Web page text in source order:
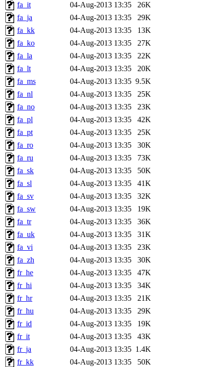
fa_it 04-Aug-2013 13:35
26K
fa_ja
04-Aug-2013 13:35
29K
fa_kk
04-Aug-2013 13:35
13K
fa_ko
04-Aug-2013 13:35
27K
fa_la
04-Aug-2013 13:35
22K
fa_lt
04-Aug-2013 13:35
20K
fa_ms
04-Aug-2013 13:35 9.5K
fa_nl
04-Aug-2013 13:35
25K
fa_no
04-Aug-2013 13:35
23K
fa_pl
04-Aug-2013 13:35
42K
fa_pt
04-Aug-2013 13:35
25K
fa_ro
04-Aug-2013 13:35
30K
fa_ru
04-Aug-2013 13:35
73K
fa_sk
04-Aug-2013 13:35
50K
fa_sl
04-Aug-2013 13:35
41K
fa_sv
04-Aug-2013 13:35
32K
fa_sw
04-Aug-2013 13:35
19K
fa_tr
04-Aug-2013 13:35
36K
fa_uk
04-Aug-2013 13:35
31K
fa_vi
04-Aug-2013 13:35
23K
fa_zh
04-Aug-2013 13:35
30K
fr_he
04-Aug-2013 13:35
47K
fr_hi
04-Aug-2013 13:35
34K
fr_hr
04-Aug-2013 13:35
21K
fr_hu
04-Aug-2013 13:35
29K
fr_id
04-Aug-2013 13:35
19K
fr_it
04-Aug-2013 13:35
43K
fr_ja
04-Aug-2013 13:35 1.4K
fr_kk
04-Aug-2013 13:35
50K